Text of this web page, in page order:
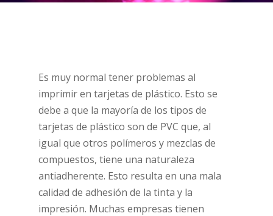
Es muy normal tener problemas al
imprimir en tarjetas de plástico. Esto se
debe a que la mayoría de los tipos de
tarjetas de plástico son de PVC que, al
igual que otros polímeros y mezclas de
compuestos, tiene una naturaleza
antiadherente. Esto resulta en una mala
calidad de adhesión de la tinta y la
impresión. Muchas empresas tienen